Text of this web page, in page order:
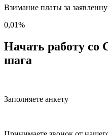
Взимание платы за
0,01%
Начать работу со
шага
Заполняете анкету